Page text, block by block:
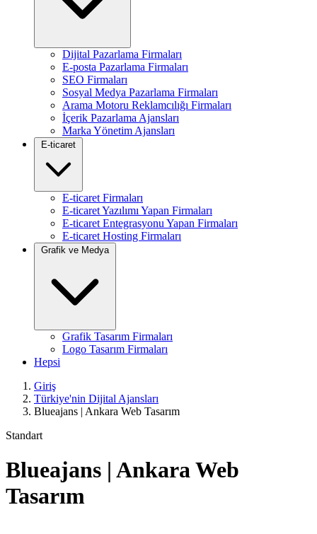
Dijital Pazarlama Firmaları
E-posta Pazarlama Firmaları
SEO Firmaları
Sosyal Medya Pazarlama Firmaları
Arama Motoru Reklamcılığı Firmaları
İçerik Pazarlama Ajansları
Marka Yönetim Ajansları
E-ticaret
E-ticaret Firmaları
E-ticaret Yazılımı Yapan Firmaları
E-ticaret Entegrasyonu Yapan Firmaları
E-ticaret Hosting Firmaları
Grafik ve Medya
Grafik Tasarım Firmaları
Logo Tasarım Firmaları
Hepsi
Giriş
Türkiye'nin Dijital Ajansları
Blueajans | Ankara Web Tasarım
Standart
Blueajans | Ankara Web
Tasarım